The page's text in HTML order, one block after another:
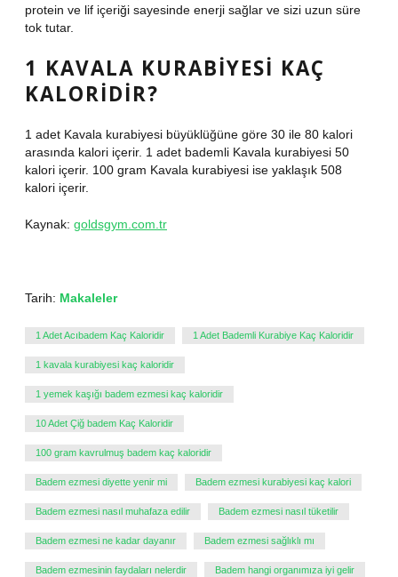
protein ve lif içeriği sayesinde enerji sağlar ve sizi uzun süre
tok tutar.
1 KAVALA KURABIYESI KAÇ
KALORIDIR?
1 adet Kavala kurabiyesi büyüklüğüne göre 30 ile 80 kalori
arasında kalori içerir. 1 adet bademli Kavala kurabiyesi 50
kalori içerir. 100 gram Kavala kurabiyesi ise yaklaşık 508
kalori içerir.
Kaynak: goldsgym.com.tr
Tarih: Makaleler
1 Adet Acıbadem Kaç Kaloridir 1 Adet Bademli Kurabiye Kaç Kaloridir
1 kavala kurabiyesi kaç kaloridir
1 yemek kaşığı badem ezmesi kaç kaloridir
10 Adet Çiğ badem Kaç Kaloridir
100 gram kavrulmuş badem kaç kaloridir
Badem ezmesi diyette yenir mi Badem ezmesi kurabiyesi kaç kalori
Badem ezmesi nasıl muhafaza edilir Badem ezmesi nasıl tüketilir
Badem ezmesi ne kadar dayanır Badem ezmesi sağlıklı mı
Badem ezmesinin faydaları nelerdir Badem hangi organımıza iyi gelir